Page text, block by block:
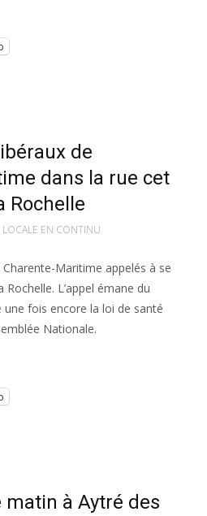
de
dans la rue cet
Rochelle
EN CONTINU
Maritime appelés à se
L’appel émane du
une fois encore la loi de santé
Nationale.
à Aytré des